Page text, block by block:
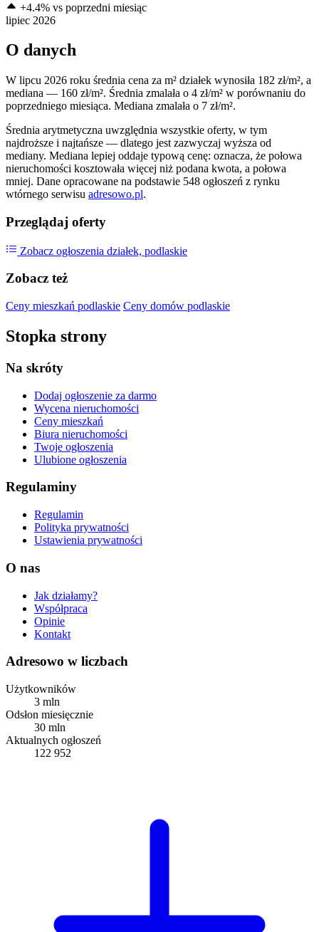
+4.4% vs poprzedni miesiąc
lipiec 2026
O danych
W lipcu 2026 roku średnia cena za m² działek wynosiła 182 zł/m², a
mediana — 160 zł/m². Średnia zmalała o 4 zł/m² w porównaniu do
poprzedniego miesiąca. Mediana zmalała o 7 zł/m².
Średnia arytmetyczna uwzględnia wszystkie oferty, w tym
najdroższe i najtańsze — dlatego jest zazwyczaj wyższa od
mediany. Mediana lepiej oddaje typową cenę: oznacza, że połowa
nieruchomości kosztowała więcej niż podana kwota, a połowa
mniej. Dane opracowane na podstawie 548 ogłoszeń z rynku
wtórnego serwisu adresowo.pl.
Przeglądaj oferty
Zobacz ogłoszenia działek, podlaskie
Zobacz też
Ceny mieszkań podlaskie Ceny domów podlaskie
Stopka strony
Na skróty
Dodaj ogłoszenie za darmo
Wycena nieruchomości
Ceny mieszkań
Biura nieruchomości
Twoje ogłoszenia
Ulubione ogłoszenia
Regulaminy
Regulamin
Polityka prywatności
Ustawienia prywatności
O nas
Jak działamy?
Współpraca
Opinie
Kontakt
Adresowo w liczbach
Użytkowników
3 mln
Odsłon miesięcznie
30 mln
Aktualnych ogłoszeń
122 952